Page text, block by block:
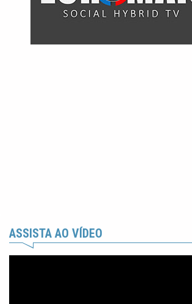
ASSISTA AO VÍDEO